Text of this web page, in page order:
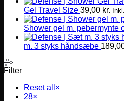
Gel Travel Size 39,00 kr.
Shower gel m. pebermynte
m. 3 styks håndsæbe
Filter
Reset all ×
28×